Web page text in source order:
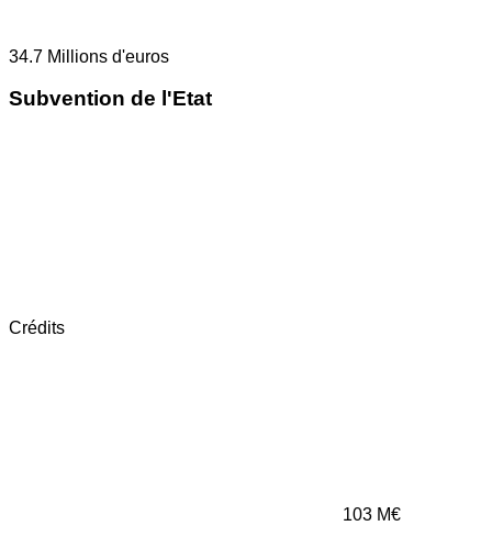
34.7 Millions d'euros
Subvention de l'Etat
Crédits
103 M€